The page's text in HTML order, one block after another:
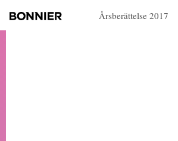
Årsberättelse 2017